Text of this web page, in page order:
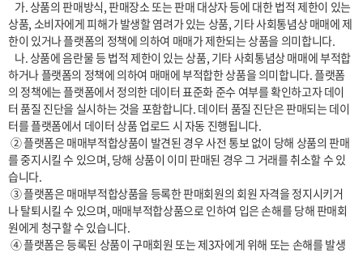
상품, 소비자에게 피해가 발생할 염려가 있는 상품, 기타 사회통념상 매매에 제
한이 있거나 플랫폼의 정책에 의하여 매매가 제한되는 상품을 의미합니다.
하거나 플랫폼의 정책에 의하여 매매에 부적합한 상품을 의미합니다. 플랫폼
의 정책에는 플랫폼에서 정의한 데이터 표준화 준수 여부를 확인하고자 데이
터 품질 진단을 실시하는 것을 포함합니다. 데이터 품질 진단은 판매되는 데이
터를 플랫폼에서 데이터 상품 업로드 시 자동 진행됩니다.
를 중지시킬 수 있으며, 당해 상품이 이미 판매된 경우 그 거래를 취소할 수 있
습니다.
나 탈퇴시킬 수 있으며, 매매부적합상품으로 인하여 입은 손해를 당해 판매회
원에게 청구할 수 있습니다.